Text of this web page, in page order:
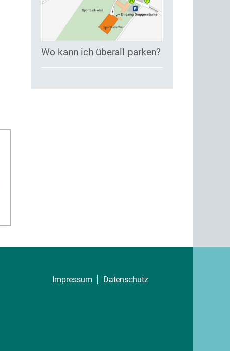
Wo kann ich überall parken?
Impressum Datenschutz